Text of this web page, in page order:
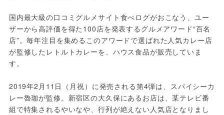
国内最大級の口コミグルメサイト食べログがおこなう、ユー
ザーから高評価を得た100店を発表するグルメアワード“百名
店”。毎年注目を集めるこのアワードで選ばれた人気カレー店
が監修したレトルトカレーを、ハウス食品が販売していま
す。
2019年2月11日（月祝）に発売される第4弾は、スパイシーカ
レー魯珈が監修。新宿区の大久保にあるお店は、某テレビ番
組で特集されるやいなや、行列が絶えない人気店となりまし